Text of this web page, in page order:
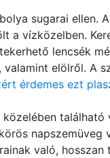
sugarai ellen.
a vízközelben.
lencsék
elölről. A
érdemes ezt
napszemüveg
való,